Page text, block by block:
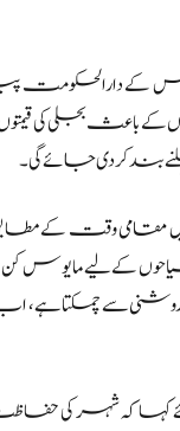
کے دارالحکومت
بجلی کی قیمتوں
بند کر دی جائے گی۔
لیے مایوس کن ہو
روشنی سے
کہا کہ شہر کی